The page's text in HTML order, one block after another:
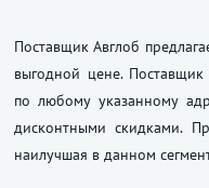
Поставщик Авглоб
выгодной цене. Поставщик
по любому указанному
дисконтными скидками.
наилучшая в данном